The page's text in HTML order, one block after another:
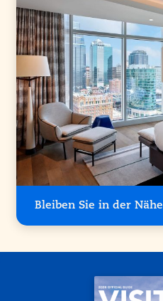
Bleiben Sie in der Nähe